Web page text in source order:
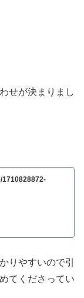
せが決まりまし
りやすいので引
てくださってい